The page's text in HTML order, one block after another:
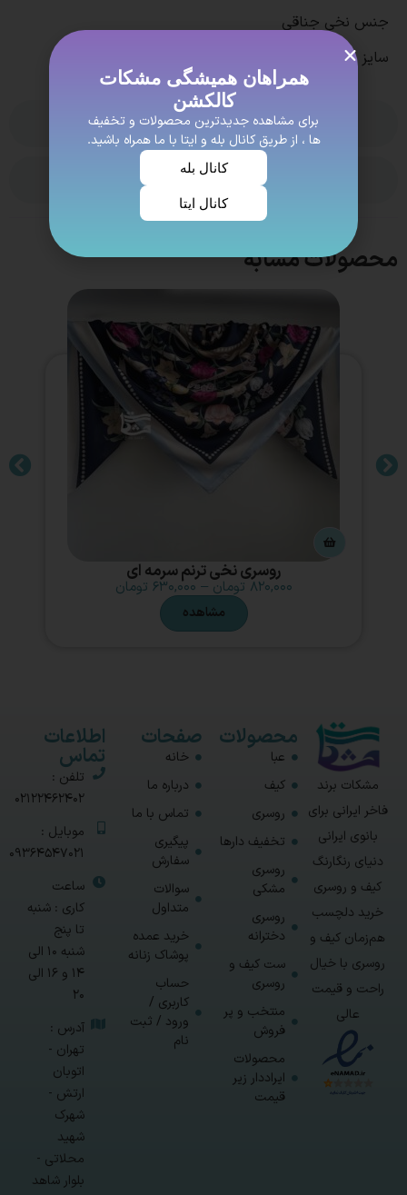
بدون نظر
ویژگی ها
جنس نخی جناقی
سایز حدود 135
محصولات مشابه
روسری نخی ترنم سرمه ای
۸۲۰,۰۰۰ تومان – ۶۳۰,۰۰۰ تومان
مشاهده
مشکات برند
فاخر ایرانی برای
بانوی ایرانی
دنیای رنگارنگ
کیف و روسری
خرید دلچسب
هم‌زمان کیف و
روسری با خیال
راحت و قیمت
عالی
محصولات
عبا
کیف
روسری
تخفیف دارها
روسری
مشکی
روسری
دخترانه
ست کیف و
روسری
منتخب و پر
فروش
محصولات
ایراددار زیر
قیمت
صفحات
خانه
درباره ما
تماس با ما
پیگیری
سفارش
سوالات
متداول
خرید عمده
پوشاک زنانه
حساب
کاربری /
ورود / ثبت
نام
اطلاعات
تماس
تلفن :
02122462402
موبایل :
09364547021
ساعت
کاری : شنبه
تا پنج
شنبه 10 الی
14 و 16 الی
20
آدرس :
تهران -
اتوبان
ارتش -
شهرک
شهید
محلاتی -
بلوار شاهد
همراهان همیشگی مشکات
کالکشن
برای مشاهده جدیدترین محصولات و تخفیف
ها ، از طریق کانال بله و ایتا با ما همراه باشید.
کانال بله
کانال ایتا